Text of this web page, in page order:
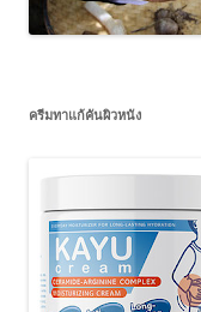
ครีมทาแก้คันผิวหนัง